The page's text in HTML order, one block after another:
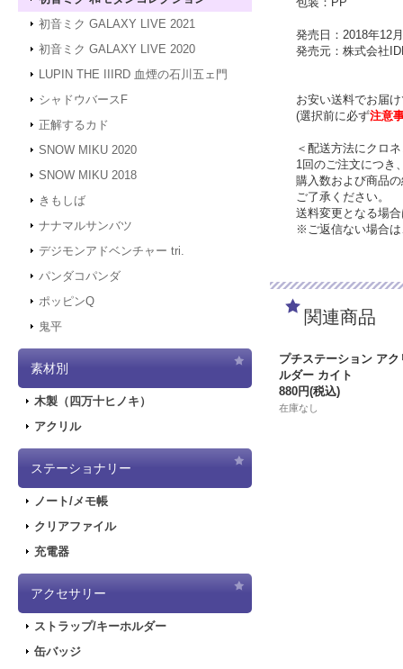
初音ミク GALAXY LIVE 2021
初音ミク GALAXY LIVE 2020
LUPIN THE IIIRD 血煙の石川五ェ門
シャドウバースF
正解するカド
SNOW MIKU 2020
SNOW MIKU 2018
きもしば
ナナマルサンバツ
デジモンアドベンチャー tri.
パンダコパンダ
ポッピンQ
鬼平
素材別
木製（四万十ヒノキ）
アクリル
ステーショナリー
ノート/メモ帳
クリアファイル
充電器
アクセサリー
ストラップ/キーホルダー
缶バッジ
発売日：2018年12
発売元：株式会社
お安い送料でお届
(選択前に必ず注意
＜配送方法にクロ
1回のご注文につき
購入数および商品
ご了承ください。
送料変更となる場
※ご返信ない場合は
関連商品
プチステーション アク
ルダー カイト
880円(税込)
在庫なし